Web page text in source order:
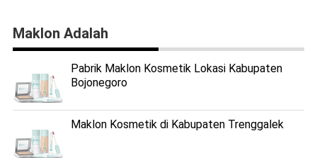
Maklon Adalah
Pabrik Maklon Kosmetik Lokasi Kabupaten
Bojonegoro
Maklon Kosmetik di Kabupaten Trenggalek